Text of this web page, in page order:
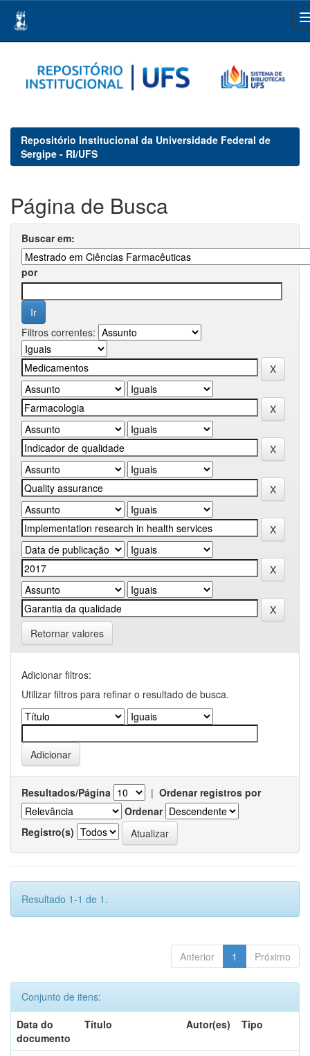
navigation
Repositório Institucional da Universidade Federal de
Sergipe - RI/UFS
Página de Busca
Buscar em:
por
Filtros correntes:
Retornar valores
Adicionar filtros:
Utilizar filtros para refinar o resultado de busca.
Resultados/Página | Ordenar registros por
Ordenar
Registro(s)
Resultado 1-1 de 1.
Anterior 1 Próximo
Conjunto de itens:
Data do
documento
Título Autor(es) Tipo